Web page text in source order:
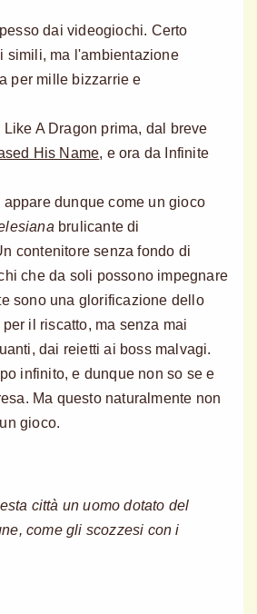
dai videogiochi. Certo
simili, ma l'ambientazione
per mille bizzarrie e
A Dragon prima, dal breve
His Name, e ora da Infinite
appare dunque come un gioco
brulicante di
contenitore senza fondo di
che da soli possono impegnare
sono una glorificazione dello
il riscatto, ma senza mai
dai reietti ai boss malvagi.
infinito, e dunque non so se e
Ma questo naturalmente non
gioco.
città un uomo dotato del
come gli scozzesi con i